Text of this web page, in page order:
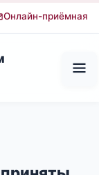
Онлайн-приёмная